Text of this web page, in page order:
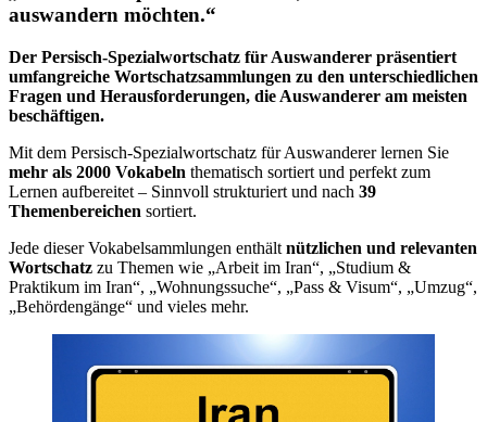
auswandern möchten.“
Der Persisch-Spezialwortschatz für Auswanderer präsentiert
umfangreiche Wortschatzsammlungen zu den unterschiedlichen
Fragen und Herausforderungen, die Auswanderer am meisten
beschäftigen.
Mit dem Persisch-Spezialwortschatz für Auswanderer lernen Sie
mehr als 2000 Vokabeln thematisch sortiert und perfekt zum
Lernen aufbereitet – Sinnvoll strukturiert und nach 39
Themenbereichen sortiert.
Jede dieser Vokabelsammlungen enthält nützlichen und relevanten
Wortschatz zu Themen wie „Arbeit im Iran“, „Studium &
Praktikum im Iran“, „Wohnungssuche“, „Pass & Visum“, „Umzug“,
„Behördengänge“ und vieles mehr.